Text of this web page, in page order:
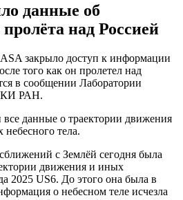
данные об
пролёта над Россией
закрыло доступ к информации
того как он пролетел над
в сообщении Лаборатории
РАН.
данные о траектории движения
небесного тела.
с Землёй сегодня была
движения и иных
2025 US6. До этого она была в
о небесном теле исчезла